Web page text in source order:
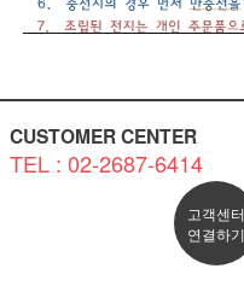
CUSTOMER CENTER
TEL : 02-2687-6414
고객센터
연결하기